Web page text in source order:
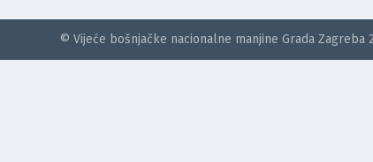
© Vijeće bošnjačke nacionalne manjine Grada Zagreba